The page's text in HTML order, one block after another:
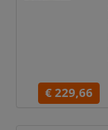
€ 229,66